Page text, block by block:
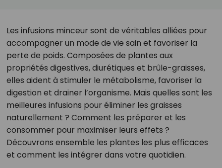
Les infusions minceur sont de véritables alliées pour
accompagner un mode de vie sain et favoriser la
perte de poids. Composées de plantes aux
propriétés digestives, diurétiques et brûle-graisses,
elles aident à stimuler le métabolisme, favoriser la
digestion et drainer l’organisme. Mais quelles sont les
meilleures infusions pour éliminer les graisses
naturellement ? Comment les préparer et les
consommer pour maximiser leurs effets ?
Découvrons ensemble les plantes les plus efficaces
et comment les intégrer dans votre quotidien.